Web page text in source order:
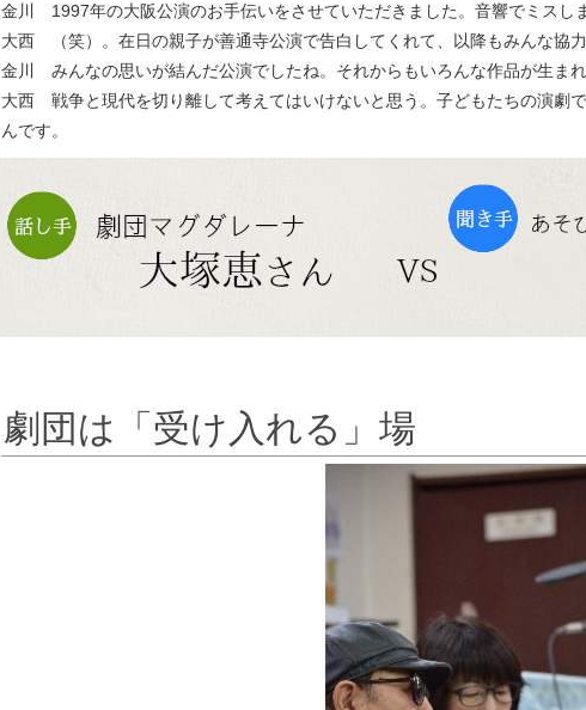
金川 1997年の大阪公演のお手伝いをさせていただきました。音響でミスし
大西 （笑）。在日の親子が善通寺公演で告白してくれて、以降もみんな協
金川 みんなの思いが結んだ公演でしたね。それからもいろんな作品が生まれ
大西 戦争と現代を切り離して考えてはいけないと思う。子どもたちの演劇
んです。
劇団は「受け入れる」場